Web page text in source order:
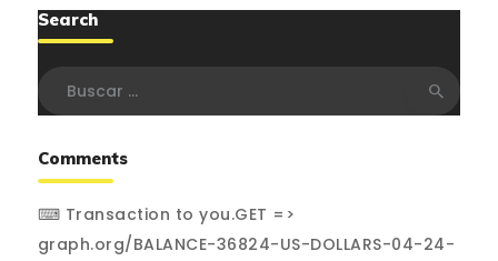
Search
Comments
⌨ Transaction to you.GET =>
graph.org/BALANCE-36824-US-DOLLARS-04-24-